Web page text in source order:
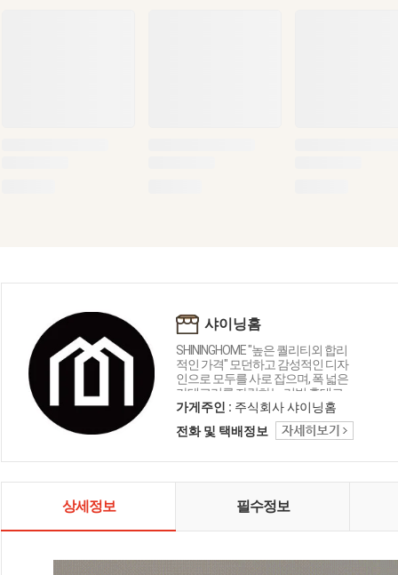
샤이닝홈
SHININGHOME "높은 퀄리티외 합리
적인 가격" 모던하고 감성적인 디자
인으로 모두를 사로 잡으며, 폭 넓은
카테고리를 자랑하는 리빙 홈데코
인테리어 샤이닝홈입니다.
가게주인 : 주식회사 샤이닝홈
전화 및 택배정보
상세정보 필수정보